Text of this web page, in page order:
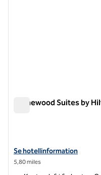
Homewood Suites by
Visa hotelluppgifter för
Se hotellinformation
5,80 miles